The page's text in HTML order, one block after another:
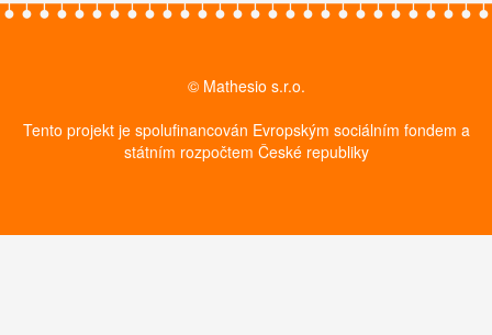
© Mathesio s.r.o.
Tento projekt je spolufinancován Evropským sociálním fondem a
státním rozpočtem České republiky